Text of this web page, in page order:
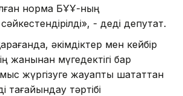
норма БҰҰ-ның
- деді депутат.
әкімдіктер мен кейбір
жанынан мүгедектігі бар
жүргізуге жауапты шататтан
тағайындау тәртібі